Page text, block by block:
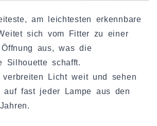
am leichtesten erkennbare
sich vom Fitter zu einer
aus, was die
Silhouette schafft.
verbreiten Licht weit und sehen
auf fast jeder Lampe aus den